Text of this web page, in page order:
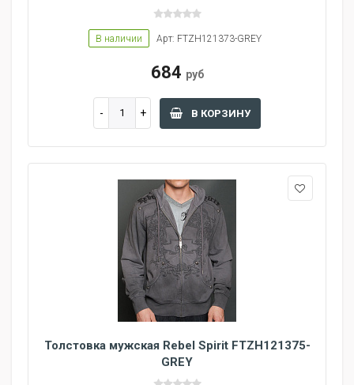
В наличии Арт: FTZH121373-GREY
684 руб
В КОРЗИНУ
Толстовка мужская Rebel Spirit FTZH121375-
GREY